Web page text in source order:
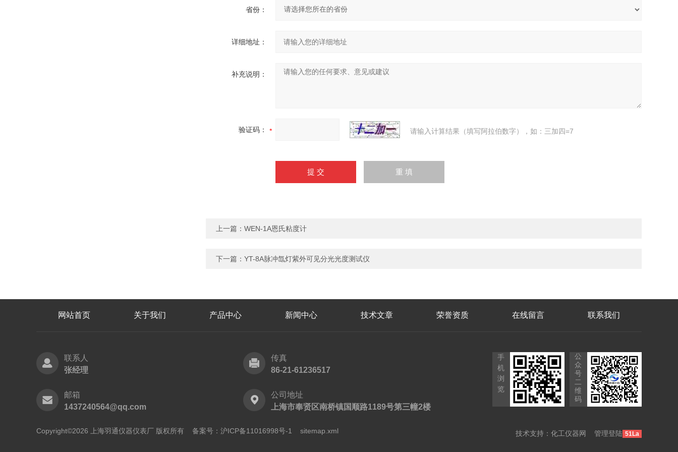
省份：
详细地址：
补充说明：
验证码： 请输入计算结果（填写阿拉伯数字），如：三加四=7
上一篇： WEN-1A恩氏粘度计
下一篇： YT-8A脉冲氙灯紫外可见分光光度测试仪
网站首页 关于我们 产品中心 新闻中心 技术文章 荣誉资质 在线留言 联系我们
联系人
张经理
传真
86-21-61236517
邮箱
1437240564@qq.com
公司地址
上海市奉贤区南桥镇国顺路1189号第三幢2楼
手
机
浏
览
公
众
号
二
维
码
Copyright©2026 上海羽通仪器仪表厂 版权所有 备案号：沪ICP备11016998号-1 sitemap.xml 技术支持： 化工仪器网 管理登陆 51La